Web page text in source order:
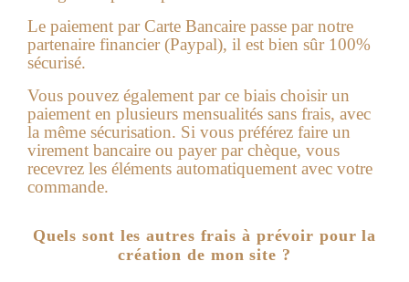
Le paiement par Carte Bancaire passe par notre
partenaire financier (Paypal), il est bien sûr 100%
sécurisé.
Vous pouvez également par ce biais choisir un
paiement en plusieurs mensualités sans frais, avec
la même sécurisation. Si vous préférez faire un
virement bancaire ou payer par chèque, vous
recevrez les éléments automatiquement avec votre
commande.
Quels sont les autres frais à prévoir pour la
création de mon site ?